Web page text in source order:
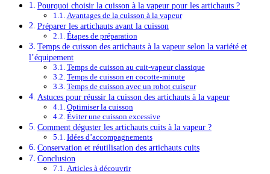
Pourquoi choisir la cuisson à la vapeur pour les artichauts ?
Avantages de la cuisson à la vapeur
Préparer les artichauts avant la cuisson
Étapes de préparation
Temps de cuisson des artichauts à la vapeur selon la variété et
l’équipement
Temps de cuisson au cuit-vapeur classique
Temps de cuisson en cocotte-minute
Temps de cuisson avec un robot cuiseur
Astuces pour réussir la cuisson des artichauts à la vapeur
Optimiser la cuisson
Éviter une cuisson excessive
Comment déguster les artichauts cuits à la vapeur ?
Idées d’accompagnements
Conservation et réutilisation des artichauts cuits
Conclusion
Articles à découvrir